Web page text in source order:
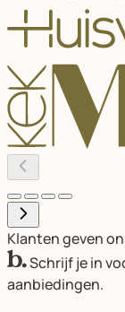
Klanten geven
Schrijf je in
aanbiedingen.